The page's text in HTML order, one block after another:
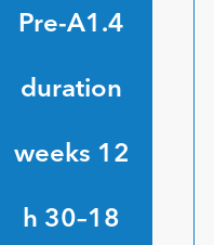
Pre-A1.4
duration
12 weeks
18–30 h